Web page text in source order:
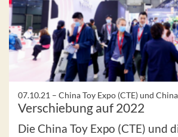
07.10.21 – China Toy Expo (CTE) und
Verschiebung auf 2022
Die China Toy Expo (CTE) und